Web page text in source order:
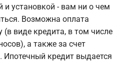
и установкой - вам ни о чем
Возможна оплата
виде кредита, в том числе
а также за счет
Ипотечный кредит выдается